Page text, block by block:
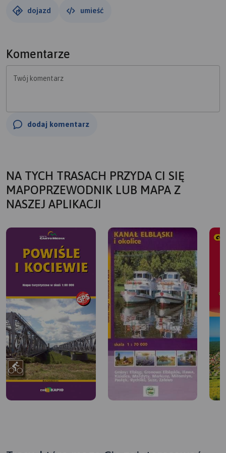
dojazd umieść
Komentarze
Twój komentarz
dodaj komentarz
NA TYCH TRASACH PRZYDA CI SIĘ
MAPOPRZEWODNIK LUB MAPA Z
NASZEJ APLIKACJI